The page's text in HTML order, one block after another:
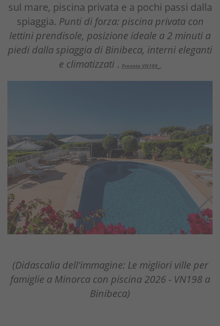
sul mare, piscina privata e a pochi passi dalla
spiaggia. Punti di forza: piscina privata con
lettini prendisole, posizione ideale a 2 minuti a
piedi dalla spiaggia di Binibeca, interni eleganti
e climatizzati. Prenota VN198
(Didascalia dell'immagine: Le migliori ville per
famiglie a Minorca con piscina 2026 - VN198 a
Binibeca)